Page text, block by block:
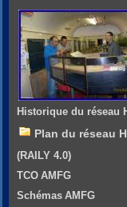
Historique du réseau
Plan du réseau
(RAILY 4.0)
TCO AMFG
Schémas AMFG